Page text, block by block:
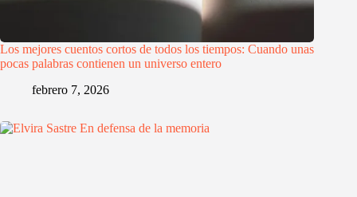
Los mejores cuentos cortos de todos los tiempos: Cuando unas
pocas palabras contienen un universo entero
febrero 7, 2026